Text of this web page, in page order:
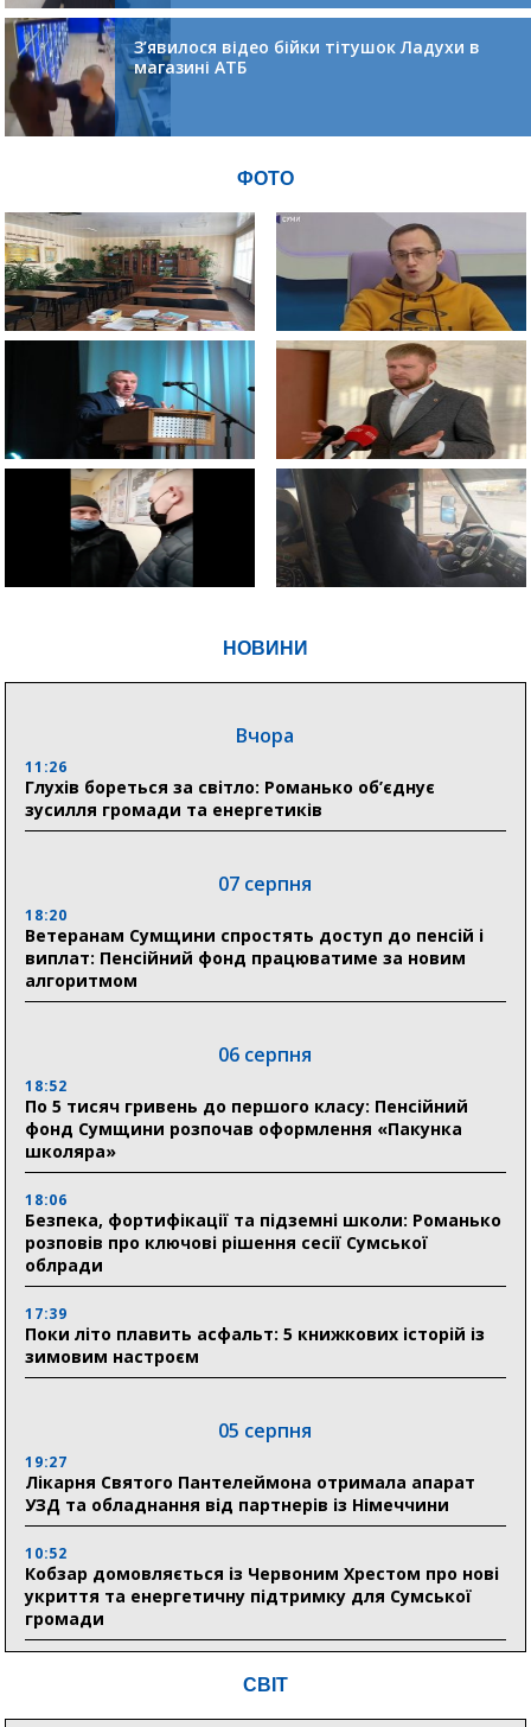
НОВИНИ
Вчора
11:26
Глухів бореться за світло: Романько об’єднує
зусилля громади та енергетиків
07 серпня
18:20
Ветеранам Сумщини спростять доступ до пенсій і
виплат: Пенсійний фонд працюватиме за новим
алгоритмом
06 серпня
18:52
По 5 тисяч гривень до першого класу: Пенсійний
фонд Сумщини розпочав оформлення «Пакунка
школяра»
18:06
Безпека, фортифікації та підземні школи: Романько
розповів про ключові рішення сесії Сумської
облради
17:39
Поки літо плавить асфальт: 5 книжкових історій із
зимовим настроєм
05 серпня
19:27
Лікарня Святого Пантелеймона отримала апарат
УЗД та обладнання від партнерів із Німеччини
10:52
Кобзар домовляється із Червоним Хрестом про нові
укриття та енергетичну підтримку для Сумської
громади
Понад 8 мільйонів книжок згоріли. Як допомогти
З’явилося відео бійки тітушок Ладухи в
магазині АТБ
ФОТО
СВІТ